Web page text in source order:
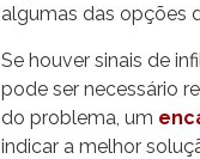
algumas das opções
Se houver sinais de
pode ser necessário
do problema, um
indicar a melhor